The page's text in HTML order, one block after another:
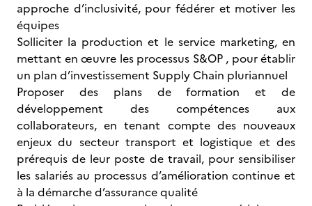
approche d’inclusivité, pour fédérer et motiver les
équipes
Solliciter la production et le service marketing, en
mettant en œuvre les processus S&OP , pour établir
un plan d’investissement Supply Chain pluriannuel
Proposer des plans de formation et de
développement des compétences aux
collaborateurs, en tenant compte des nouveaux
enjeux du secteur transport et logistique et des
prérequis de leur poste de travail, pour sensibiliser
les salariés au processus d’amélioration continue et
à la démarche d’assurance qualité